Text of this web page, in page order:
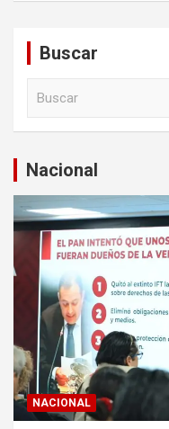
Buscar
a
r
Nacional
NACIONAL